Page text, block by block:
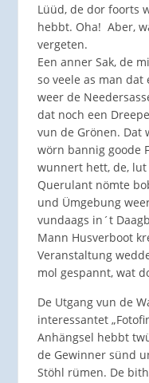
Lüüd, de dor foorts
hebbt. Oha! Aber,
vergeten.
Een anner Sak, de
so veele as man
weer de
dat noch een
vun de Grönen. Dat
wörn bannig goode
wunnert hett, de,
Querulant nömte
und Ümgebung
vundaags in´t
Mann Husverboot
Veranstaltung
mol gespannt, wat
De Utgang vun de
interessantet
Anhängsel hebbt
de Gewinner sünd
Stöhl rümen. De